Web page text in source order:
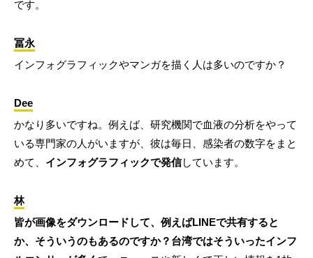
です。
冨永
インフォグラフィックやマンガを描く人は多いのですか？
Dee
かなり多いですね。例えば、研究機関で血液の分析をやって
いる専門家の人がいますが、彼は毎日、感染者の数字をまと
めて、 インフォグラフィックで発信しています。
林
皆が画像をダウンロードして、例えばLINEで共有すると
か、そういうのもあるのですか？台湾ではそういったインフ